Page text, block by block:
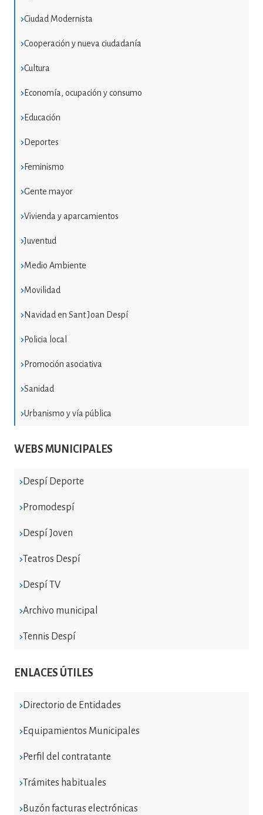
Ciudad Modernista
Cooperación y nueva ciudadanía
Cultura
Economía, ocupación y consumo
Educación
Deportes
Feminismo
Gente mayor
Vivienda y aparcamientos
Juventud
Medio Ambiente
Movilidad
Navidad en Sant Joan Despí
Policia local
Promoción asociativa
Sanidad
Urbanismo y vía pública
WEBS MUNICIPALES
Despí Deporte
Promodespí
Despí Joven
Teatros Despí
Despí TV
Archivo municipal
Tennis Despí
ENLACES ÚTILES
Directorio de Entidades
Equipamientos Municipales
Perfil del contratante
Trámites habituales
Buzón facturas electrónicas